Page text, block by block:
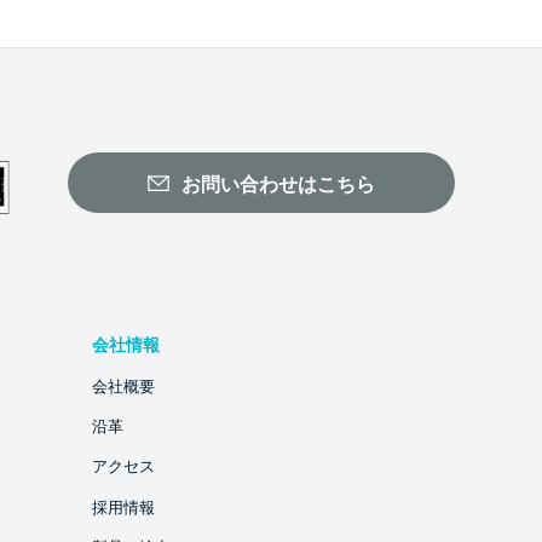
お問い合わせはこちら
会社情報
会社概要
沿革
アクセス
採用情報